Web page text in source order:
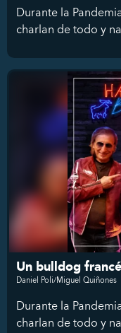
Durante la
charlan de todo y
Un bulldog
Daniel Poli/Miguel Quiñones
Durante la
charlan de todo y